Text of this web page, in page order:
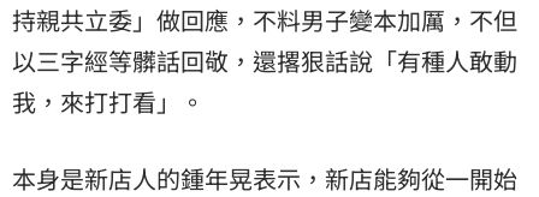
持親共立委」做回應，不料男子變本加厲，不但
以三字經等髒話回敬，還撂狠話說「有種人敢動
我，來打打看」。
本身是新店人的鍾年晃表示，新店能夠從一開始